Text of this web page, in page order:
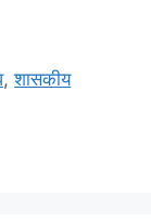
,शासकीय